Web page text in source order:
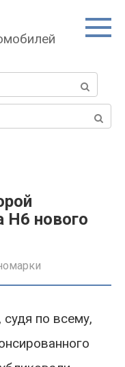
H6 нового
по всему,